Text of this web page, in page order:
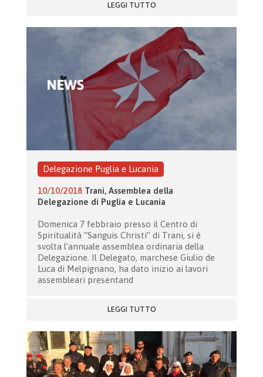
LEGGI TUTTO
Delegazione Puglia e Lucania
10/10/2018 Trani, Assemblea della
Delegazione di Puglia e Lucania
Domenica 7 febbraio presso il Centro di
Spiritualità “Sanguis Christi” di Trani, si è
svolta l’annuale assemblea ordinaria della
Delegazione. Il Delegato, marchese Giulio de
Luca di Melpignano, ha dato inizio ai lavori
assembleari presentand
LEGGI TUTTO